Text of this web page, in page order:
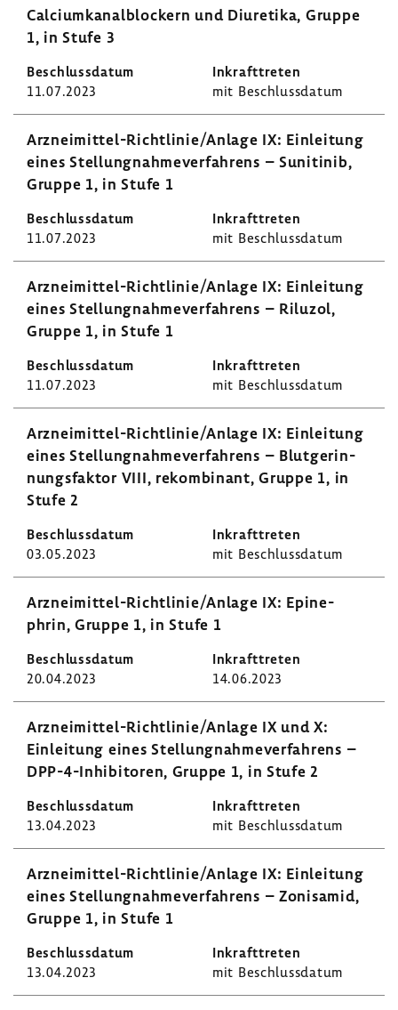
Calci­um­ka­nal­blo­ckern und Diure­tika, Gruppe
1, in Stufe 3
11.07.2023 mit Beschluss­datum
Arzneimittel-​Richtlinie/Anlage IX: Einlei­tung
eines Stel­lung­nah­me­ver­fah­rens – Sunit­inib,
Gruppe 1, in Stufe 1
11.07.2023 mit Beschluss­datum
Arzneimittel-​Richtlinie/Anlage IX: Einlei­tung
eines Stel­lung­nah­me­ver­fah­rens – Riluzol,
Gruppe 1, in Stufe 1
11.07.2023 mit Beschluss­datum
Arzneimittel-​Richtlinie/Anlage IX: Einlei­tung
eines Stel­lung­nah­me­ver­fah­rens – Blut­ge­rin­
nungs­faktor VIII, rekom­bi­nant, Gruppe 1, in
Stufe 2
03.05.2023 mit Beschluss­datum
Arzneimittel-​Richtlinie/Anlage IX: Epine­
phrin, Gruppe 1, in Stufe 1
20.04.2023 14.06.2023
Arzneimittel-​Richtlinie/Anlage IX und X:
Einlei­tung eines Stel­lung­nah­me­ver­fah­rens –
DPP-​4-Inhibitoren, Gruppe 1, in Stufe 2
13.04.2023 mit Beschluss­datum
Arzneimittel-​Richtlinie/Anlage IX: Einlei­tung
eines Stel­lung­nah­me­ver­fah­rens – Zoni­samid,
Gruppe 1, in Stufe 1
13.04.2023 mit Beschluss­datum